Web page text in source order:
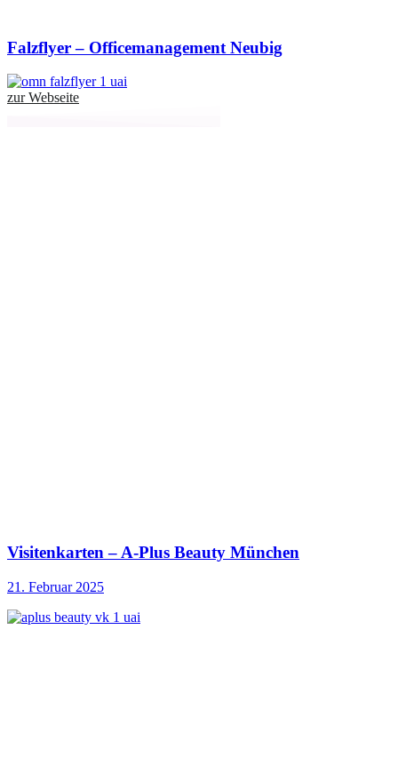
Falzflyer – Officemanagement Neubig
zur Webseite
Visitenkarten – A-Plus Beauty München
21. Februar 2025